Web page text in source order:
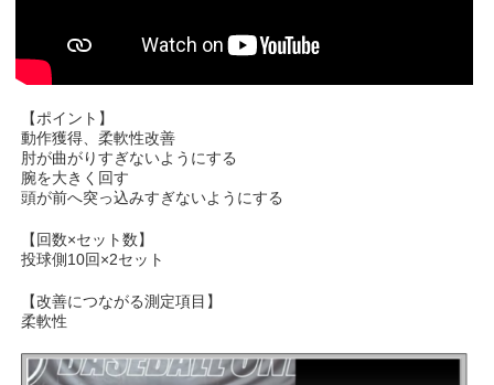
【ポイント】
動作獲得、柔軟性改善
肘が曲がりすぎないようにする
腕を大きく回す
頭が前へ突っ込みすぎないようにする
【回数×セット数】
投球側10回×2セット
【改善につながる測定項目】
柔軟性